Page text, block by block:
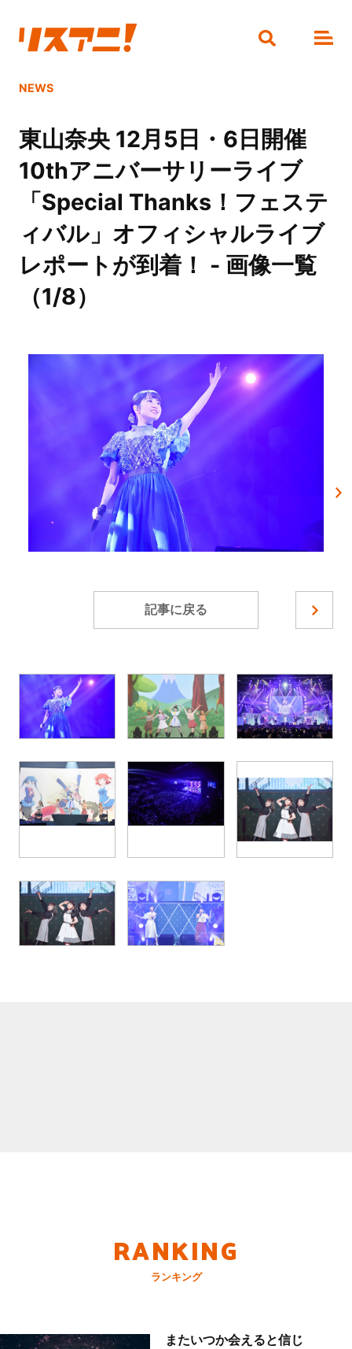
NEWS
東山奈央 12月5日・6日開催
10thアニバーサリーライブ
「Special Thanks！フェステ
ィバル」オフィシャルライブ
レポートが到着！ - 画像一覧
（1/8）
記事に戻る
RANKING
ランキング
またいつか会えると信じ